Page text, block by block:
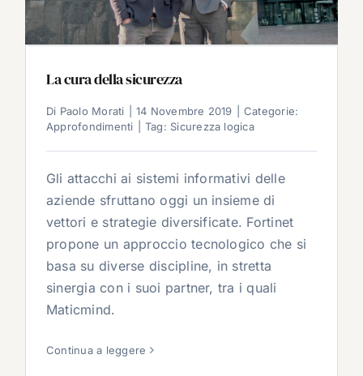
La cura della sicurezza
Di Paolo Morati 14 Novembre 2019
Categorie:
Approfondimenti
Tag: Sicurezza logica
Gli attacchi ai sistemi informativi delle
aziende sfruttano oggi un insieme di
vettori e strategie diversificate. Fortinet
propone un approccio tecnologico che si
basa su diverse discipline, in stretta
sinergia con i suoi partner, tra i quali
Maticmind.
Continua a leggere